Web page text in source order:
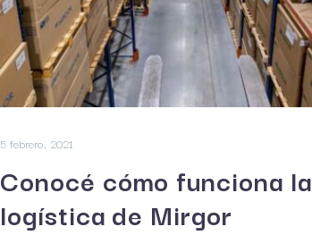
5 febrero, 2021
Conocé cómo funciona la
logística de Mirgor